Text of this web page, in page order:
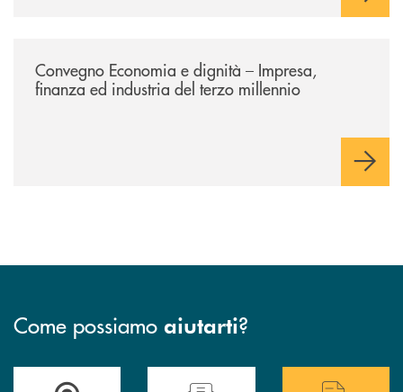
Convegno Economia e dignità – Impresa,
finanza ed industria del terzo millennio
Come possiamo aiutarti?
Accedi all' elenco completo delle filiali di Bcc San Marzano.
Hai bisogno di assistenza immediata?
Hai bisogno di